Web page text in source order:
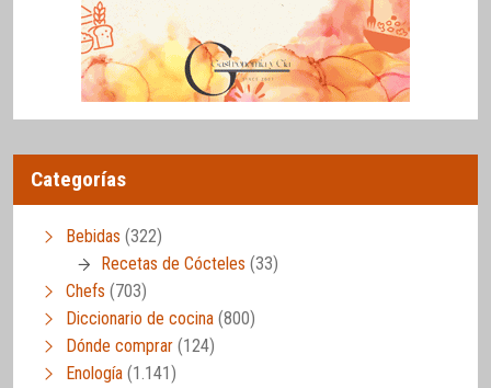
Categorías
Bebidas (322)
Recetas de Cócteles (33)
Chefs (703)
Diccionario de cocina (800)
Dónde comprar (124)
Enología (1.141)